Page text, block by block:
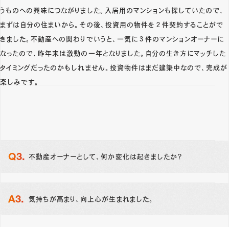
うものへの興味につながりました。入居用のマンションも探していたので、
まずは自分の住まいから。その後、投資用の物件を２件契約することがで
きました。不動産への関わりでいうと、一気に３件のマンションオーナーに
なったので、昨年末は激動の一年となりました。自分の生き方にマッチした
タイミングだったのかもしれません。投資物件はまだ建築中なので、完成が
楽しみです。
不動産オーナーとして、何か変化は起きましたか？
気持ちが高まり、向上心が生まれました。